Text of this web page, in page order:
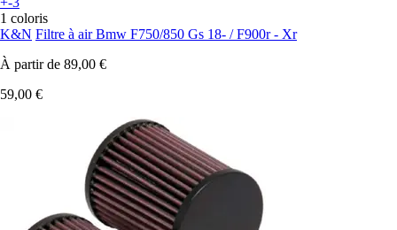
1 coloris
K&N Filtre à air Bmw F750/850 Gs 18- / F900r - Xr
À partir de 89,00 €
59,00 €